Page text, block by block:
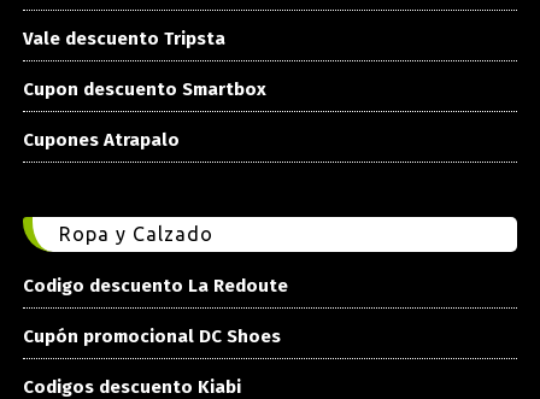
Vale descuento Tripsta
Cupon descuento Smartbox
Cupones Atrapalo
Ropa y Calzado
Codigo descuento La Redoute
Cupón promocional DC Shoes
Codigos descuento Kiabi